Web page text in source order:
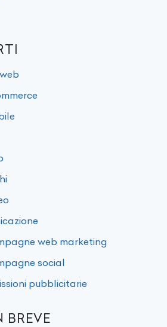
web marketing
social
pubblicitarie
BREVE